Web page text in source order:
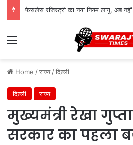
Menu
Home /राज्य /दिल्ली
दिल्ली राज्य
मुख्यमंत्री रेखा
सरकार का पहला